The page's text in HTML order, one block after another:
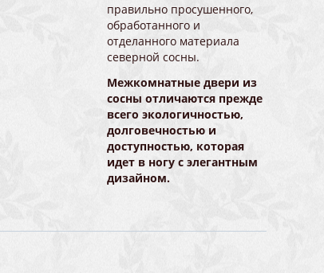
правильно просушенного,
обработанного и
отделанного материала
северной сосны.
Межкомнатные двери из
сосны отличаются прежде
всего экологичностью,
долговечностью и
доступностью, которая
идет в ногу с элегантным
дизайном.